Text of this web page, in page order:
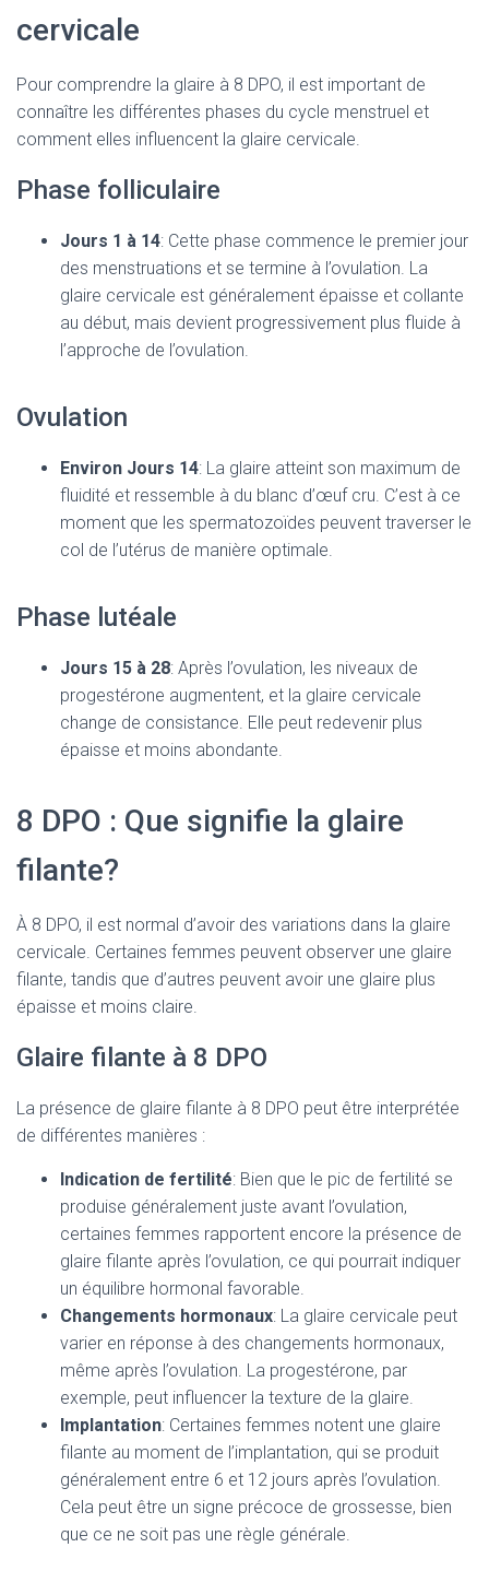
cervicale
Pour comprendre la glaire à 8 DPO, il est important de
connaître les différentes phases du cycle menstruel et
comment elles influencent la glaire cervicale.
Phase folliculaire
Jours 1 à 14: Cette phase commence le premier jour
des menstruations et se termine à l’ovulation. La
glaire cervicale est généralement épaisse et collante
au début, mais devient progressivement plus fluide à
l’approche de l’ovulation.
Ovulation
Environ Jours 14: La glaire atteint son maximum de
fluidité et ressemble à du blanc d’œuf cru. C’est à ce
moment que les spermatozoïdes peuvent traverser le
col de l’utérus de manière optimale.
Phase lutéale
Jours 15 à 28: Après l’ovulation, les niveaux de
progestérone augmentent, et la glaire cervicale
change de consistance. Elle peut redevenir plus
épaisse et moins abondante.
8 DPO : Que signifie la glaire
filante?
À 8 DPO, il est normal d’avoir des variations dans la glaire
cervicale. Certaines femmes peuvent observer une glaire
filante, tandis que d’autres peuvent avoir une glaire plus
épaisse et moins claire.
Glaire filante à 8 DPO
La présence de glaire filante à 8 DPO peut être interprétée
de différentes manières :
Indication de fertilité: Bien que le pic de fertilité se
produise généralement juste avant l’ovulation,
certaines femmes rapportent encore la présence de
glaire filante après l’ovulation, ce qui pourrait indiquer
un équilibre hormonal favorable.
Changements hormonaux: La glaire cervicale peut
varier en réponse à des changements hormonaux,
même après l’ovulation. La progestérone, par
exemple, peut influencer la texture de la glaire.
Implantation: Certaines femmes notent une glaire
filante au moment de l’implantation, qui se produit
généralement entre 6 et 12 jours après l’ovulation.
Cela peut être un signe précoce de grossesse, bien
que ce ne soit pas une règle générale.